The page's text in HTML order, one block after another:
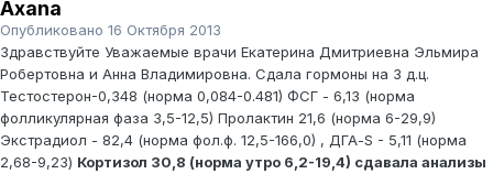
Axana
Опубликовано 16 Октября 2013
Здравствуйте Уважаемые врачи Екатерина Дмитриевна Эльмира
Робертовна и Анна Владимировна. Сдала гормоны на 3 д.ц.
Тестостерон-0,348 (норма 0,084-0.481) ФСГ - 6,13 (норма
фолликулярная фаза 3,5-12,5) Пролактин 21,6 (норма 6-29,9)
Экстрадиол - 82,4 (норма фол.ф. 12,5-166,0) , ДГА-S - 5,11 (норма
2,68-9,23) Кортизол 30,8 (норма утро 6,2-19,4) сдавала анализы